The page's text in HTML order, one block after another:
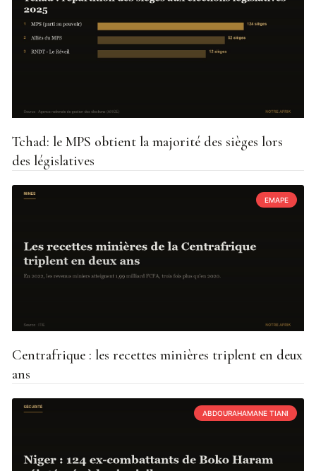
Tchad: le MPS obtient la majorité des sièges lors
des législatives
EMAPE
Centrafrique : les recettes minières triplent en deux
ans
ABDOURAHAMANE TIANI